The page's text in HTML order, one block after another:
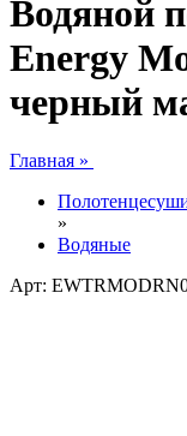
Водяной
Energy
черный
Главная »
»
Водяные
Арт: